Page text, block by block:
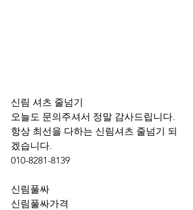
신림 셔츠 줄넘기
오늘도 문의주셔서 정말 감사드립니다.
항상 최선을 다하는 신림셔츠 줄넘기 되
겠습니다.
010-8281-8139
신림풀싸
신림풀싸가격